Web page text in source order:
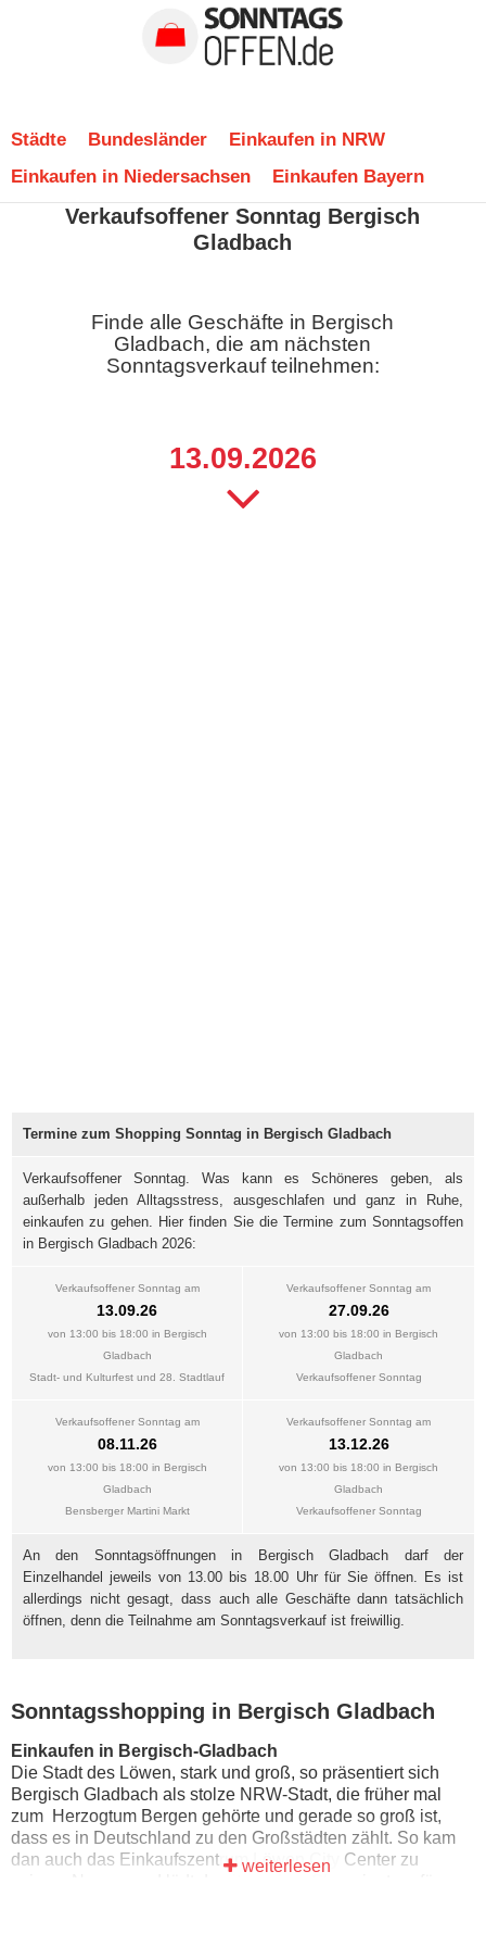
Städte Bundesländer
Einkaufen in NRW
Einkaufen in Niedersachsen
Einkaufen Bayern
Verkaufsoffener Sonntag Bergisch
Gladbach
Finde alle Geschäfte in Bergisch
Gladbach, die am nächsten
Sonntagsverkauf teilnehmen:
13.09.2026
Termine zum Shopping Sonntag in Bergisch Gladbach
Verkaufsoffener Sonntag. Was kann es Schöneres geben, als
außerhalb jeden Alltagsstress, ausgeschlafen und ganz in Ruhe,
einkaufen zu gehen. Hier finden Sie die Termine zum Sonntagsoffen
in Bergisch Gladbach 2026:
Verkaufsoffener Sonntag am
13.09.26
von 13:00 bis 18:00 in Bergisch
Gladbach
Stadt- und Kulturfest und 28. Stadtlauf
Verkaufsoffener Sonntag am
27.09.26
von 13:00 bis 18:00 in Bergisch
Gladbach
Verkaufsoffener Sonntag
Verkaufsoffener Sonntag am
08.11.26
von 13:00 bis 18:00 in Bergisch
Gladbach
Bensberger Martini Markt
Verkaufsoffener Sonntag am
13.12.26
von 13:00 bis 18:00 in Bergisch
Gladbach
Verkaufsoffener Sonntag
An den Sonntagsöffnungen in Bergisch Gladbach darf der
Einzelhandel jeweils von 13.00 bis 18.00 Uhr für Sie öffnen. Es ist
allerdings nicht gesagt, dass auch alle Geschäfte dann tatsächlich
öffnen, denn die Teilnahme am Sonntagsverkauf ist freiwillig.
Sonntagsshopping in Bergisch Gladbach
Einkaufen in Bergisch-Gladbach
Die Stadt des Löwen, stark und groß, so präsentiert sich
Bergisch Gladbach als stolze NRW-Stadt, die früher mal
zum Herzogtum Bergen gehörte und gerade so groß ist,
dass es in Deutschland zu den Großstädten zählt. So kam
dan auch das Einkaufszentrum Löwen City Center zu
weiterlesen